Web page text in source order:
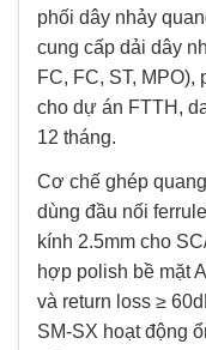
phối dây nhảy
cung cấp dải dây
FC, FC, ST,
cho dự án FTTH,
12 tháng.
Cơ chế ghép
dùng đầu nối
kính 2.5mm cho
hợp polish bề mặt
và return loss ≥
SM-SX hoạt động